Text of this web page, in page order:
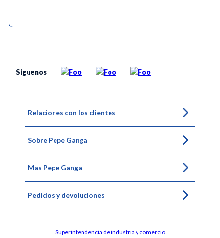
Siguenos
Relaciones con los clientes
Sobre Pepe Ganga
Mas Pepe Ganga
Pedidos y devoluciones
Superintendencia de industria y comercio